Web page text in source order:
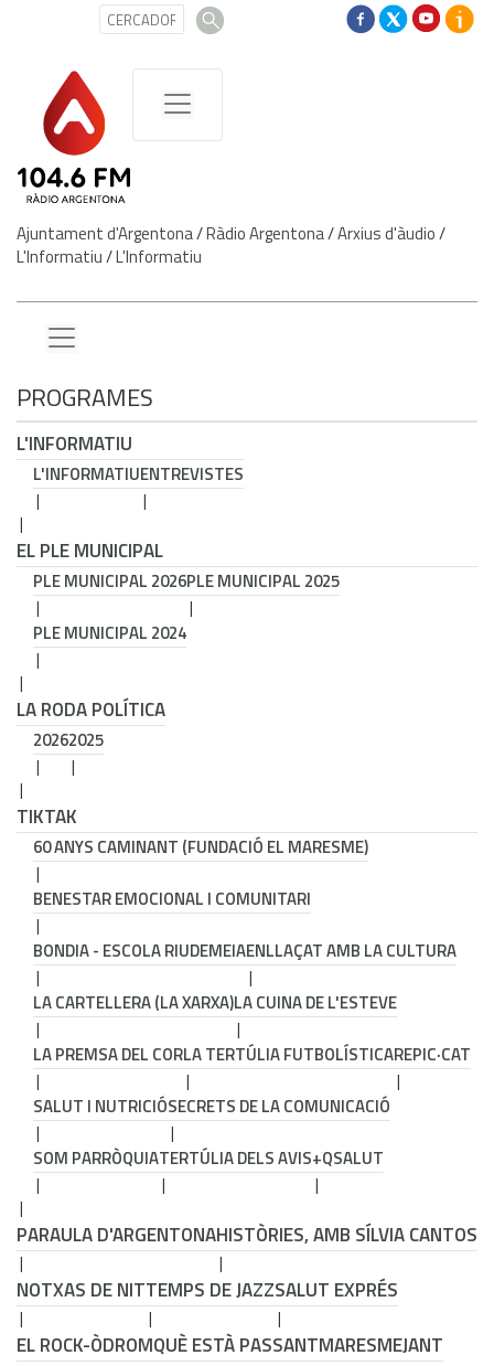
Ajuntament d'Argentona/Ràdio Argentona/Arxius d'àudio/
L'Informatiu/L'Informatiu
PROGRAMES
L'INFORMATIU
L'INFORMATIUENTREVISTES
EL PLE MUNICIPAL
PLE MUNICIPAL 2026PLE MUNICIPAL 2025
PLE MUNICIPAL 2024
LA RODA POLÍTICA
20262025
TIKTAK
60 ANYS CAMINANT (FUNDACIÓ EL MARESME)
BENESTAR EMOCIONAL I COMUNITARI
BONDIA - ESCOLA RIUDEMEIAENLLAÇAT AMB LA CULTURA
LA CARTELLERA (LA XARXA)LA CUINA DE L'ESTEVE
LA PREMSA DEL CORLA TERTÚLIA FUTBOLÍSTICAREPIC·CAT
SALUT I NUTRICIÓSECRETS DE LA COMUNICACIÓ
SOM PARRÒQUIATERTÚLIA DELS AVIS+QSALUT
PARAULA D'ARGENTONAHISTÒRIES, AMB SÍLVIA CANTOS
NOTXAS DE NITTEMPS DE JAZZSALUT EXPRÉS
EL ROCK-ÒDROMQUÈ ESTÀ PASSANTMARESMEJANT